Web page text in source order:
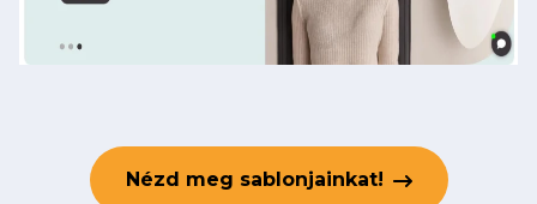
Nézd meg sablonjainkat!